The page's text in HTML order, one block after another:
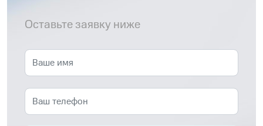
Оставьте заявку ниже